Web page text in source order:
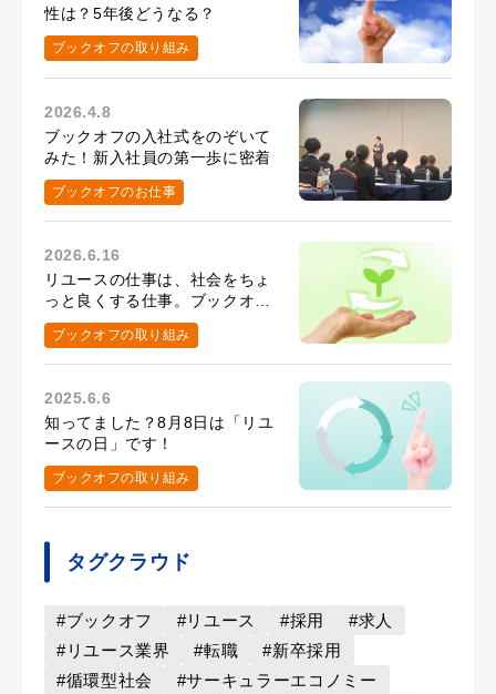
性は？5年後どうなる？
ブックオフの取り組み
2026.4.8
ブックオフの入社式をのぞいて
みた！新入社員の第一歩に密着
ブックオフのお仕事
2026.6.16
リユースの仕事は、社会をちょ
っと良くする仕事。ブックオフ
で働く意義
ブックオフの取り組み
2025.6.6
知ってました？8月8日は「リユ
ースの日」です！
ブックオフの取り組み
タグクラウド
#ブックオフ #リユース #採用
#求人
#リユース業界
#転職
#新卒採用
#循環型社会
#サーキュラーエコノミー